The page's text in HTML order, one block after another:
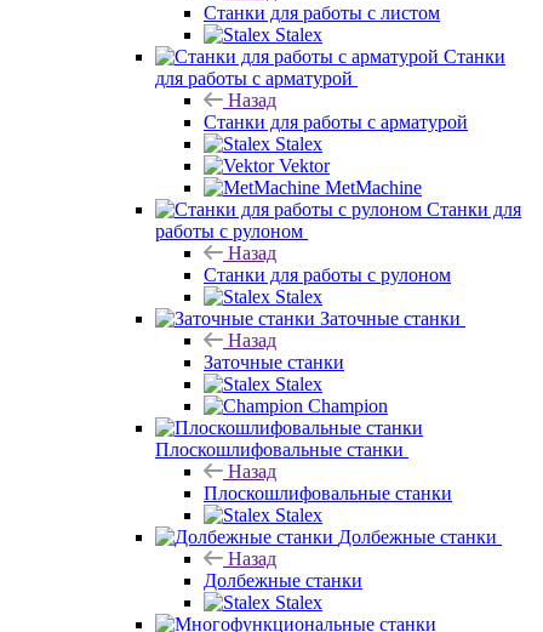
Станки для работы с листом
Stalex
Станки
для работы с арматурой
Назад
Станки для работы с арматурой
Stalex
Vektor
MetMachine
Станки для
работы с рулоном
Назад
Станки для работы с рулоном
Stalex
Заточные станки
Назад
Заточные станки
Stalex
Champion
Плоскошлифовальные станки
Назад
Плоскошлифовальные станки
Stalex
Долбежные станки
Назад
Долбежные станки
Stalex